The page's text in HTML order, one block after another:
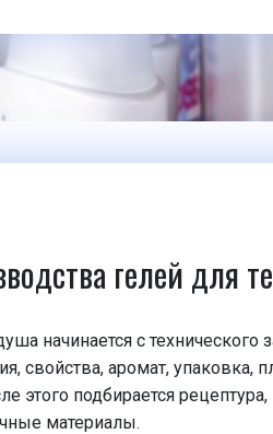
гелей для
начинается с технического
свойства, аромат,
этого подбирается
материалы.